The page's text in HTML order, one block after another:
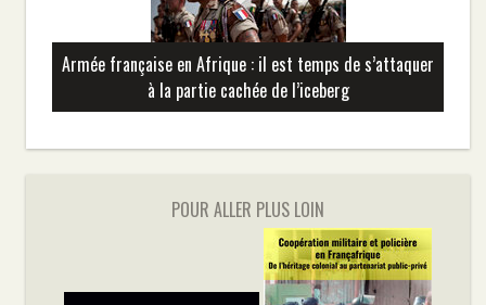
Armée française en Afrique : il est temps de s’attaquer
à la partie cachée de l’iceberg
POUR ALLER PLUS LOIN